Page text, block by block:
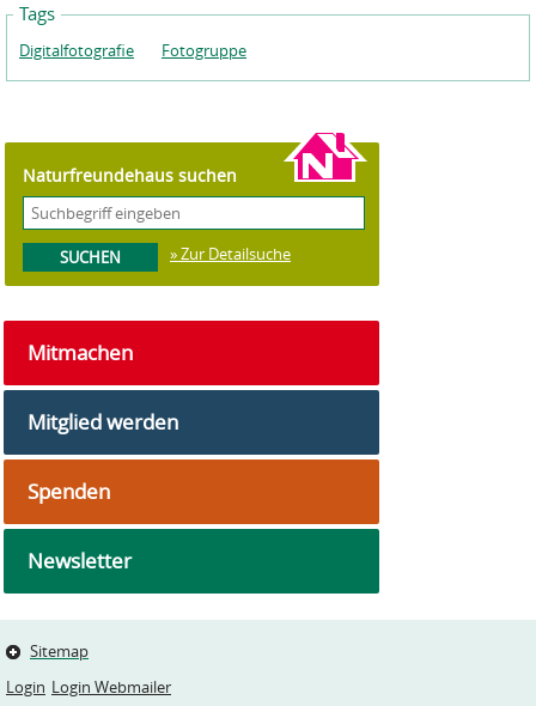
Tags
Digitalfotografie Fotogruppe
Naturfreundehaus suchen
» Zur Detailsuche
Mitmachen
Mitglied werden
Spenden
Newsletter
Sitemap
Login Login Webmailer